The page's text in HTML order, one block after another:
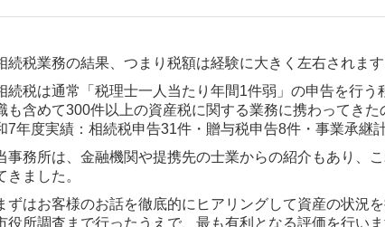
続税業務の結果、つまり税額は経験に大きく左右されます
続税は通常「税理士一人当たり年間1件弱」の申告を行う
も含めて300件以上の資産税に関する業務に携わってき
7年度実績：相続税申告31件・贈与税申告8件・事業承継
事務所は、金融機関や提携先の士業からの紹介もあり、
きました。
ずはお客様のお話を徹底的にヒアリングして資産の状況
役所調査まで行ったうえで、最も有利となる評価を行い